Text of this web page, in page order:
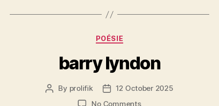
Categories
POÉSIE
barry lyndon
Post
By prolifik
Post
date
12 October 2025
No Commentson